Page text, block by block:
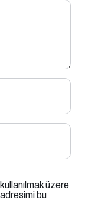
üzere
bu